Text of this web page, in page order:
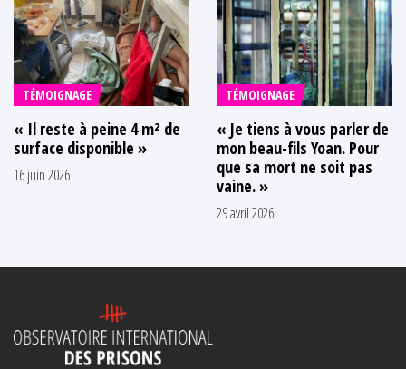
TÉMOIGNAGE
« Il reste à peine 4 m² de
surface disponible »
16 juin 2026
TÉMOIGNAGE
« Je tiens à vous parler de
mon beau-fils Yoan. Pour
que sa mort ne soit pas
vaine. »
29 avril 2026